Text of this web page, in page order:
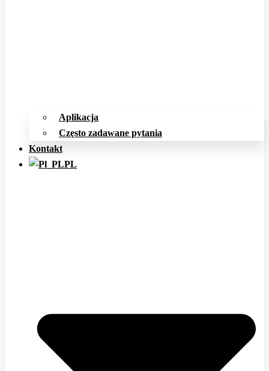
Aplikacja
Często zadawane pytania
Kontakt
PL